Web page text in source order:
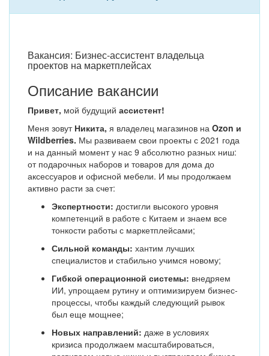
Вакансия: Бизнес-ассистент владельца
проектов на маркетплейсах
Описание вакансии
Привет, мой будущий ассистент!
Меня зовут Никита, я владелец магазинов на Ozon и
Wildberries. Мы развиваем свои проекты с 2021 года
и на данный момент у нас 9 абсолютно разных ниш:
от подарочных наборов и товаров для дома до
аксессуаров и офисной мебели. И мы продолжаем
активно расти за счет:
Экспертности: достигли высокого уровня
компетенций в работе с Китаем и знаем все
тонкости работы с маркетплейсами;
Сильной команды: хантим лучших
специалистов и стабильно учимся новому;
Гибкой операционной системы: внедряем
ИИ, упрощаем рутину и оптимизируем бизнес-
процессы, чтобы каждый следующий рывок
был еще мощнее;
Новых направлений: даже в условиях
кризиса продолжаем масштабироваться,